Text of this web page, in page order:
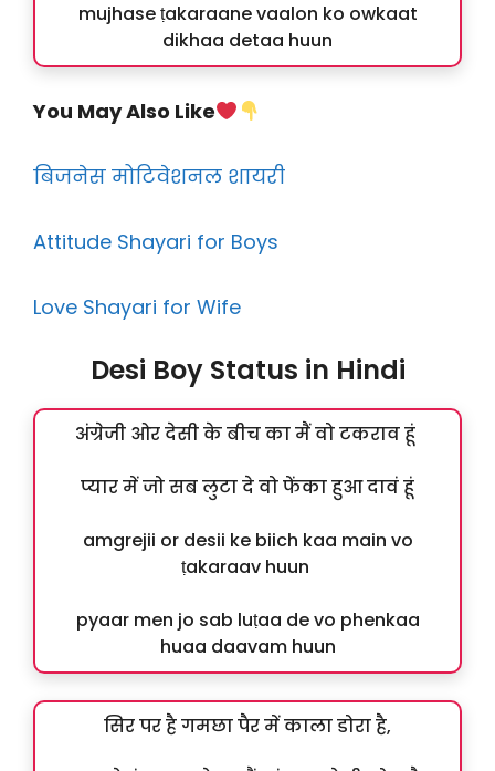
mujhase ṭakaraane vaalon ko owkaat
dikhaa detaa huun
You May Also Like
बिजनेस मोटिवेशनल शायरी
Attitude Shayari for Boys
Love Shayari for Wife
Desi Boy Status in Hindi
अंग्रेजी ओर देसी के बीच का मैं वो टकराव हूं
प्यार में जो सब लुटा दे वो फेंका हुआ दावं हूं
amgrejii or desii ke biich kaa main vo
ṭakaraav huun
pyaar men jo sab luṭaa de vo phenkaa
huaa daavam huun
सिर पर है गमछा पैर में काला डोरा है,